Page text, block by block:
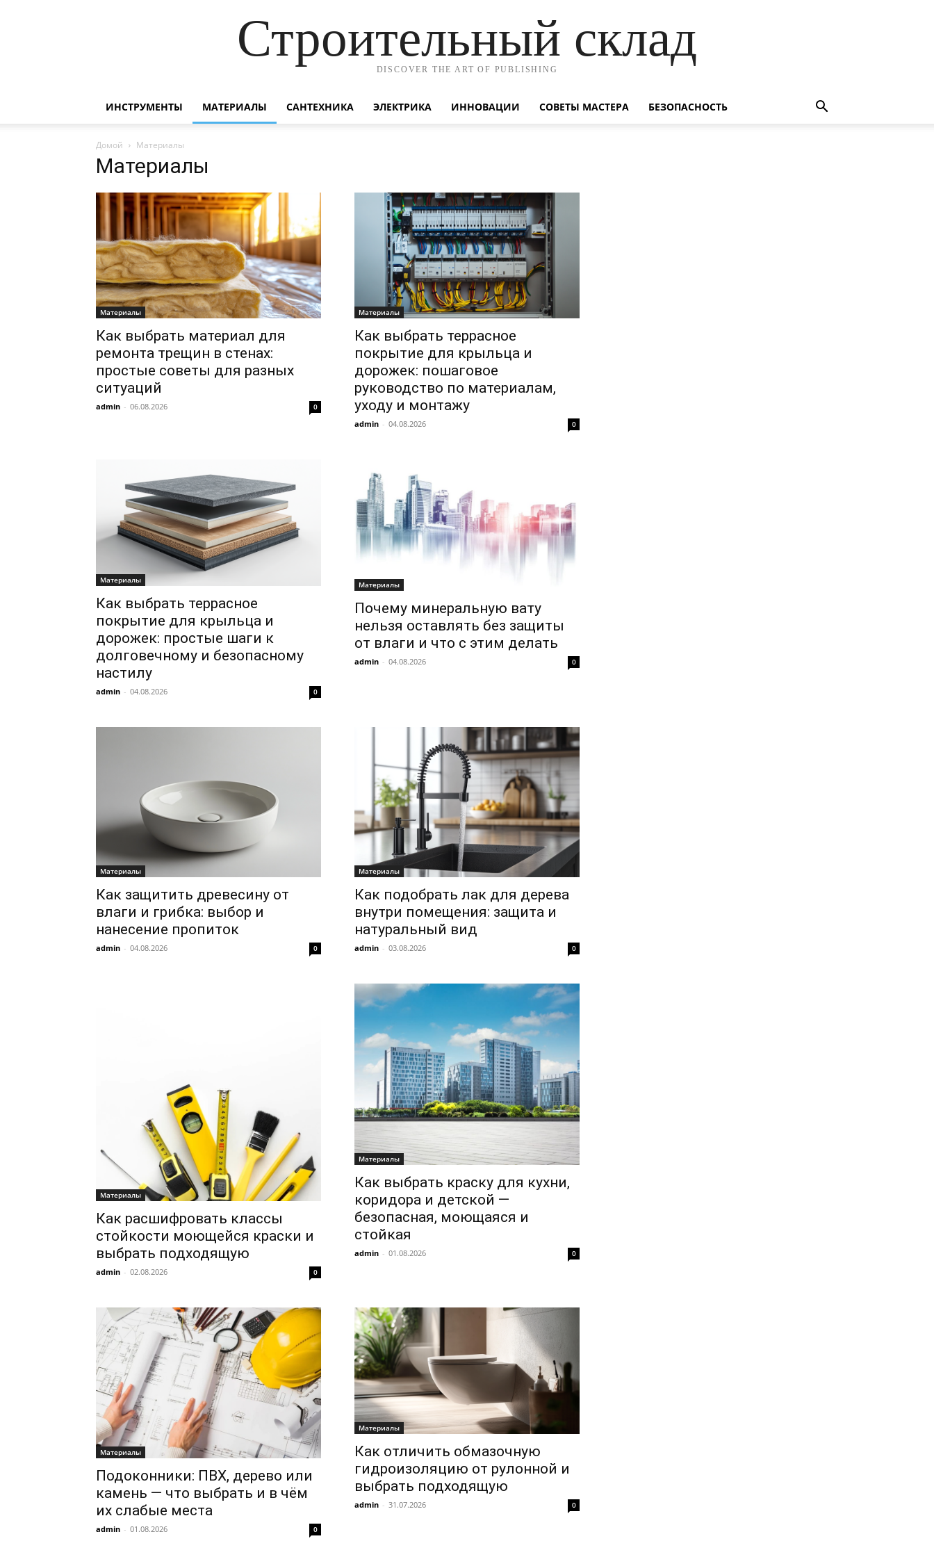
Строительный склад
DISCOVER THE ART OF PUBLISHING
ИНСТРУМЕНТЫ МАТЕРИАЛЫ САНТЕХНИКА ЭЛЕКТРИКА ИННОВАЦИИ СОВЕТЫ МАСТЕРА БЕЗОПАСНОСТЬ
Домой Материалы
Материалы
Материалы
Как выбрать материал для
ремонта трещин в стенах:
простые советы для разных
ситуаций
admin - 06.08.2026 0
Материалы
Как выбрать террасное
покрытие для крыльца и
дорожек: пошаговое
руководство по материалам,
уходу и монтажу
admin - 04.08.2026 0
Материалы
Как выбрать террасное
покрытие для крыльца и
дорожек: простые шаги к
долговечному и безопасному
настилу
admin - 04.08.2026 0
Материалы
Почему минеральную вату
нельзя оставлять без защиты
от влаги и что с этим делать
admin - 04.08.2026 0
Материалы
Как защитить древесину от
влаги и грибка: выбор и
нанесение пропиток
admin - 04.08.2026 0
Материалы
Как подобрать лак для дерева
внутри помещения: защита и
натуральный вид
admin - 03.08.2026 0
Материалы
Как расшифровать классы
стойкости моющейся краски и
выбрать подходящую
admin - 02.08.2026 0
Материалы
Как выбрать краску для кухни,
коридора и детской —
безопасная, моющаяся и
стойкая
admin - 01.08.2026 0
Материалы
Подоконники: ПВХ, дерево или
камень — что выбрать и в чём
их слабые места
admin - 01.08.2026 0
Материалы
Как отличить обмазочную
гидроизоляцию от рулонной и
выбрать подходящую
admin - 31.07.2026 0